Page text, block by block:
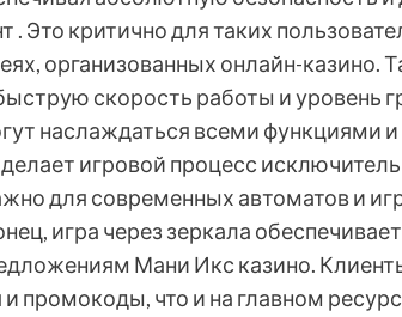
Это критично для таких
организованных онлайн-казино.
скорость работы и уровень
наслаждаться всеми функциями
делает игровой процесс
для современных автоматов и
игра через зеркала
Мани Икс казино.
промокоды, что и на главном